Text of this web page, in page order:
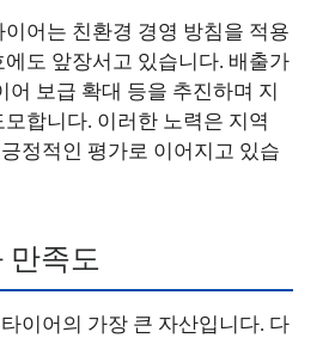
어는 친환경 경영 방침을 적용
도 앞장서고 있습니다. 배출가
어 보급 확대 등을 추진하며 지
합니다. 이러한 노력은 지역
정적인 평가로 이어지고 있습
만족도
이어의 가장 큰 자산입니다. 다